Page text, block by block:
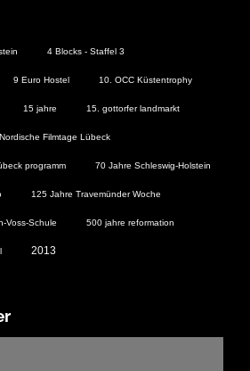
4 Blocks - Staffel 3
9 Euro Hostel 10. OCC Küstentrophy
15 jahre 15. gottorfer landmarkt
Filmtage Lübeck
programm 70 Jahre Schleswig-Holstein
125 Jahre Travemünder Woche
Voss-Schule 500 jahre reformation
2013